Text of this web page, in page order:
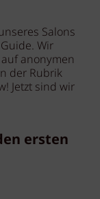
Salons
Wir
anonymen
der Rubrik
Jetzt sind wir
ersten